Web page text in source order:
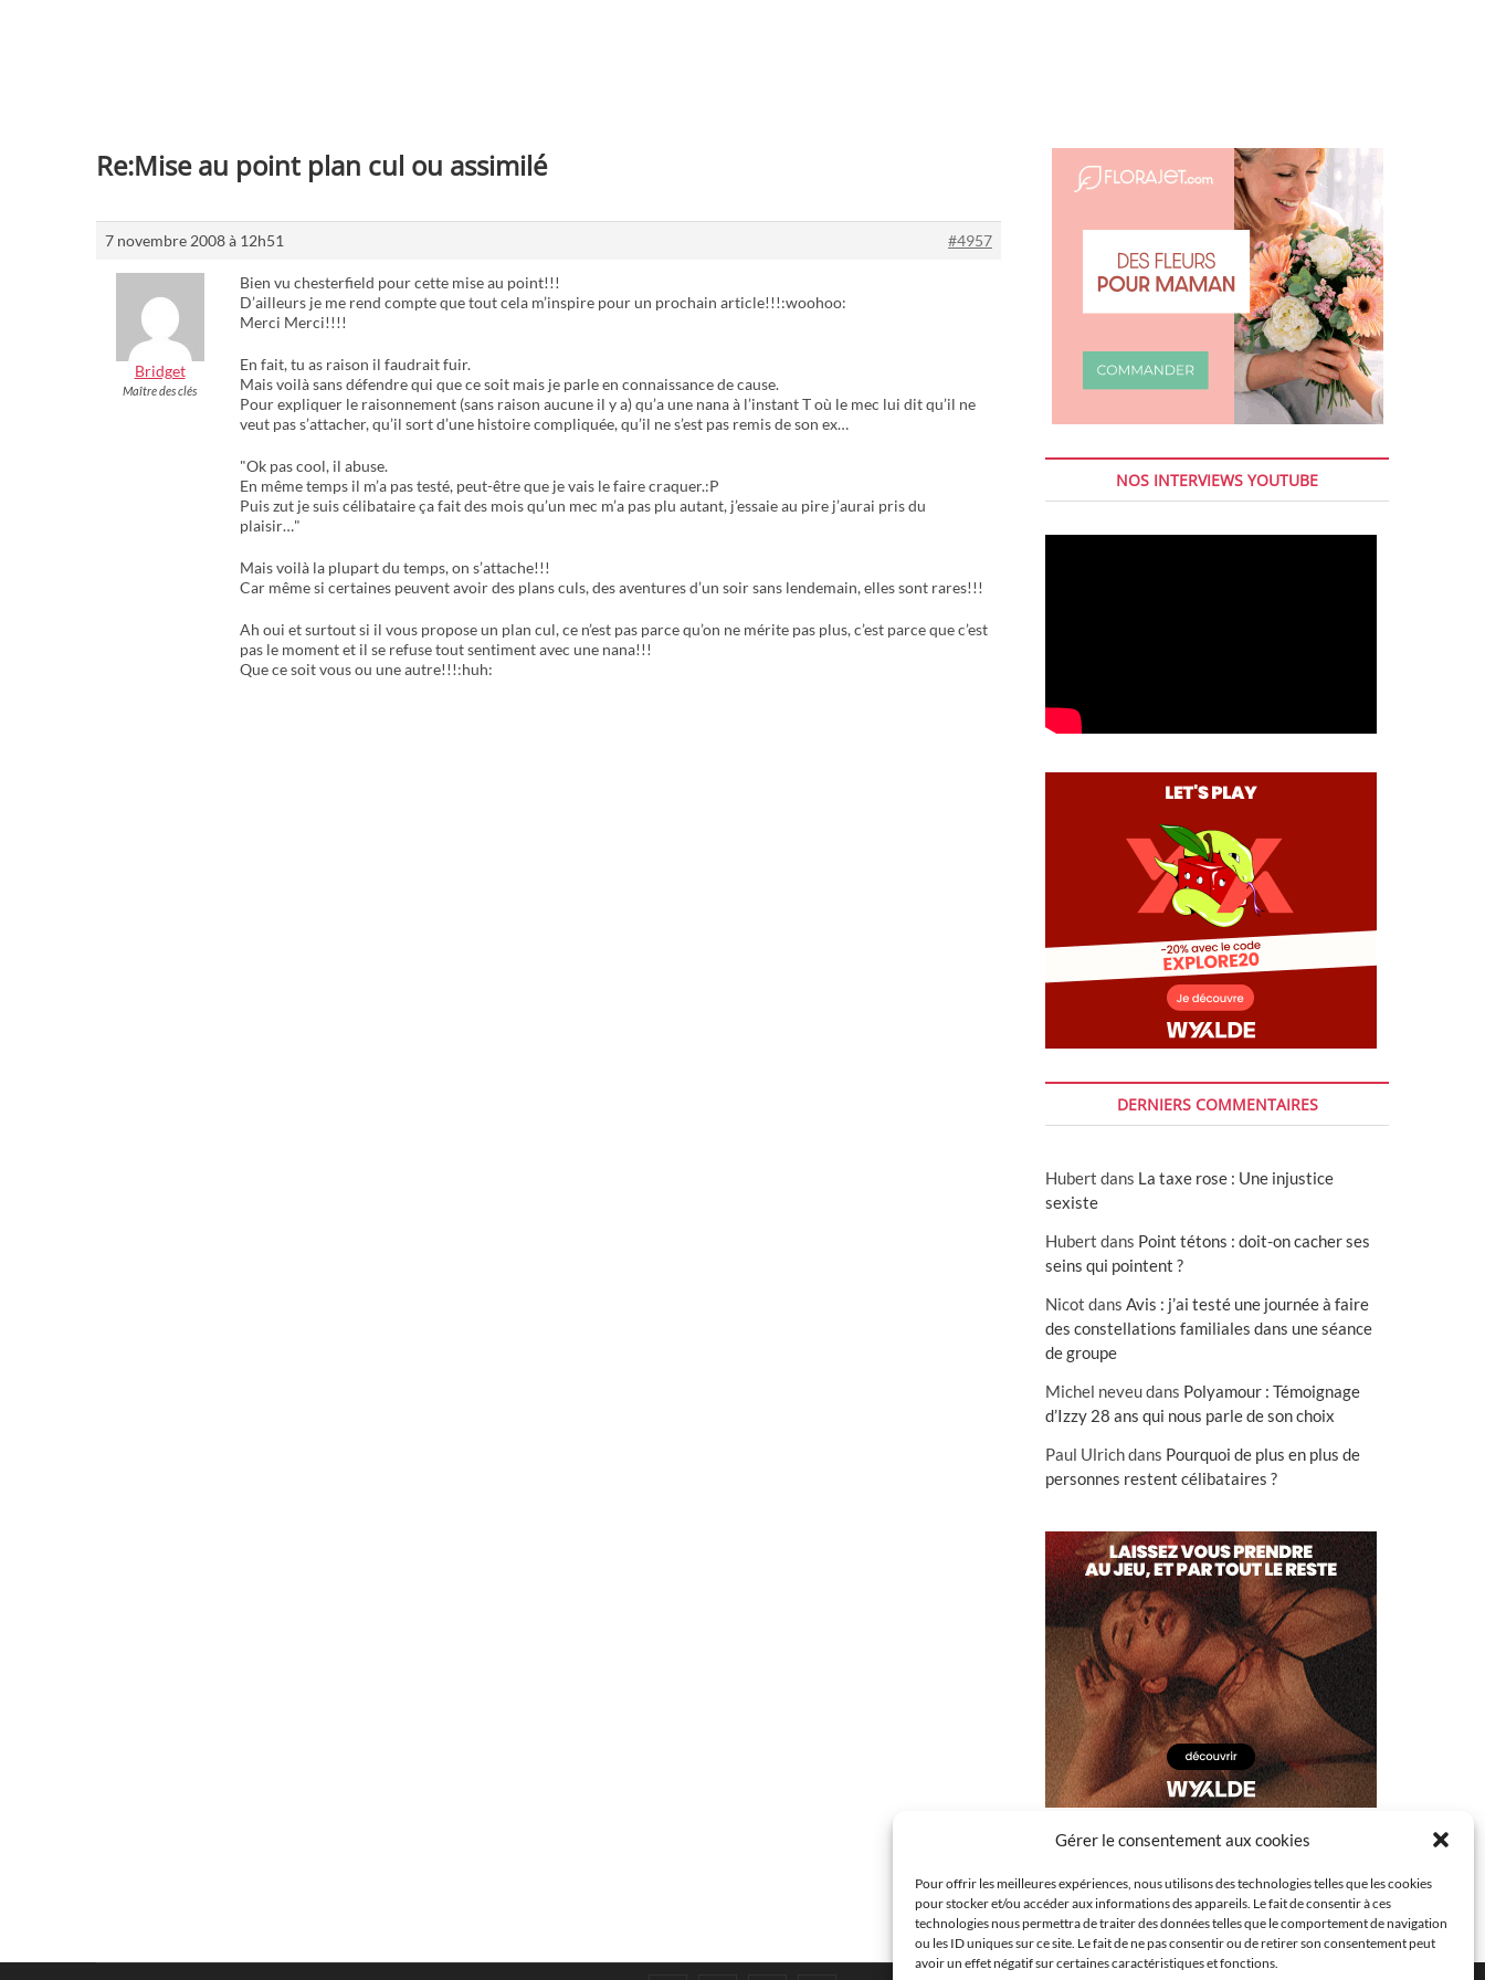
Gérer le consentement aux cookies
Pour offrir les meilleures expériences, nous utilisons des technologies telles que les cookies
pour stocker et/ou accéder aux informations des appareils. Le fait de consentir à ces
technologies nous permettra de traiter des données telles que le comportement de navigation
ou les ID uniques sur ce site. Le fait de ne pas consentir ou de retirer son consentement peut
avoir un effet négatif sur certaines caractéristiques et fonctions.
Re:Mise au point plan cul ou assimilé
7 novembre 2008 à 12h51 #4957
Bridget
Maître des clés
Bien vu chesterfield pour cette mise au point!!!
D’ailleurs je me rend compte que tout cela m’inspire pour un prochain article!!!:woohoo:
Merci Merci!!!!
En fait, tu as raison il faudrait fuir.
Mais voilà sans défendre qui que ce soit mais je parle en connaissance de cause.
Pour expliquer le raisonnement (sans raison aucune il y a) qu’a une nana à l’instant T où le mec lui dit qu’il ne
veut pas s’attacher, qu’il sort d’une histoire compliquée, qu’il ne s’est pas remis de son ex…
"Ok pas cool, il abuse.
En même temps il m’a pas testé, peut-être que je vais le faire craquer.:P
Puis zut je suis célibataire ça fait des mois qu’un mec m’a pas plu autant, j’essaie au pire j’aurai pris du
plaisir…"
Mais voilà la plupart du temps, on s’attache!!!
Car même si certaines peuvent avoir des plans culs, des aventures d’un soir sans lendemain, elles sont rares!!!
Ah oui et surtout si il vous propose un plan cul, ce n’est pas parce qu’on ne mérite pas plus, c’est parce que c’est
pas le moment et il se refuse tout sentiment avec une nana!!!
Que ce soit vous ou une autre!!!:huh:
NOS INTERVIEWS YOUTUBE
DERNIERS COMMENTAIRES
Hubert dans La taxe rose : Une injustice
sexiste
Hubert dans Point tétons : doit-on cacher ses
seins qui pointent ?
Nicot dans Avis : j’ai testé une journée à faire
des constellations familiales dans une séance
de groupe
Michel neveudans Polyamour : Témoignage
d’Izzy 28 ans qui nous parle de son choix
Paul Ulrichdans Pourquoi de plus en plus de
personnes restent célibataires ?